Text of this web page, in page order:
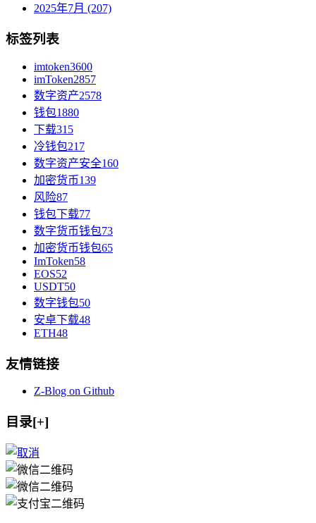
2025年7月 (207)
标签列表
imtoken3600
imToken2857
数字资产2578
钱包1880
下载315
冷钱包217
数字资产安全160
加密货币139
风险87
钱包下载77
数字货币钱包73
加密货币钱包65
ImToken58
EOS52
USDT50
数字钱包50
安卓下载48
ETH48
友情链接
Z-Blog on Github
目录[+]